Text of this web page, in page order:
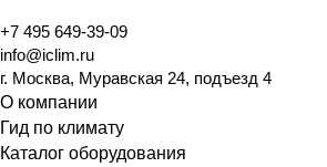
+7 495 649-39-09
info@iclim.ru
г. Москва, Муравская 24, подъезд 4
О компании
Гид по климату
Каталог оборудования